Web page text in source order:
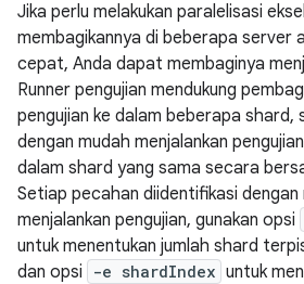
Jika perlu melakukan paralelisasi
membagikannya di beberapa server
cepat, Anda dapat membaginya
Runner pengujian mendukung
pengujian ke dalam beberapa shard,
dengan mudah menjalankan
dalam shard yang sama secara
Setiap pecahan diidentifikasi
menjalankan pengujian, gunakan opsi
untuk menentukan jumlah shard
dan opsi
-e shardIndex untuk